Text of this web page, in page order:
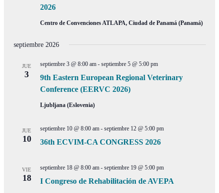
2026
Centro de Convenciones ATLAPA, Ciudad de Panamá (Panamá)
septiembre 2026
JUE
3
9th Eastern European Regional Veterinary
Conference (EERVC 2026)
septiembre 3 @ 8:00 am- septiembre 5 @ 5:00 pm
Ljubljana (Eslovenia)
JUE
10 36th ECVIM-CA CONGRESS 2026
septiembre 10 @ 8:00 am- septiembre 12 @ 5:00 pm
VIE
18 I Congreso de Rehabilitación de AVEPA
septiembre 18 @ 8:00 am- septiembre 19 @ 5:00 pm